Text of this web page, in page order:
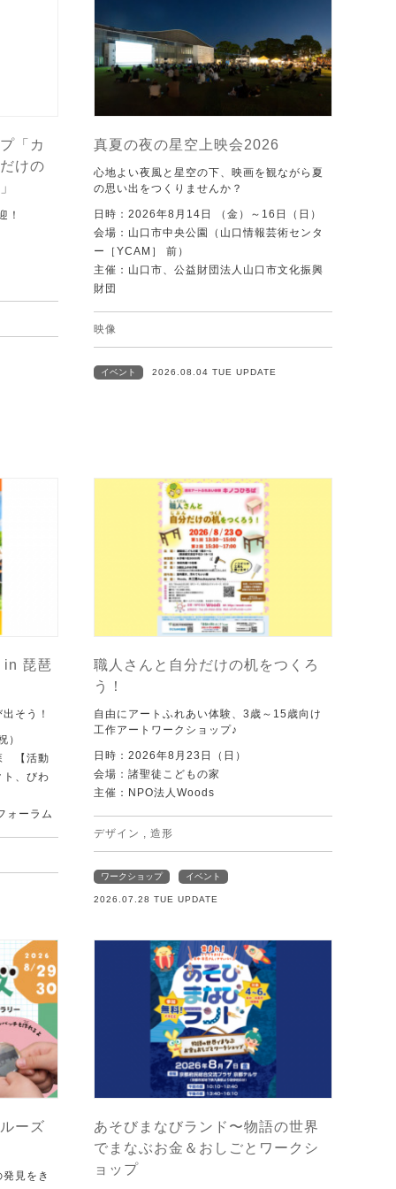
「カ
けの
！
真夏の夜の星空上映会2026
心地よい夜風と星空の下、映画を観ながら夏
の思い出をつくりませんか？
日時：2026年8月14日 （金）～16日（日）
会場：山口市中央公園（山口情報芸術センタ
ー［YCAM］ 前）
主催：山口市、公益財団法人山口市文化振興
財団
映像
イベント 2026.08.04 TUE UPDATE
in 琵琶
そう！
）
【活動
ト、びわ
ォーラム
職人さんと自分だけの机をつくろ
う！
自由にアートふれあい体験、3歳～15歳向け
工作アートワークショップ♪
日時：2026年8月23日（日）
会場：諸聖徒こどもの家
主催：NPO法人Woods
デザイン , 造形
ワークショップ イベント
2026.07.28 TUE UPDATE
ーズ
見をき
あそびまなびランド〜物語の世界
でまなぶお金＆おしごとワークシ
ョップ